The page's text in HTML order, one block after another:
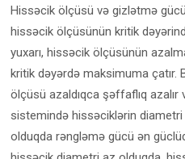
Hissəcik ölçüsü və gizlətmə
hissəcik ölçüsünün kritik
yuxarı, hissəcik ölçüsünün
kritik dəyərdə maksimuma çatır.
ölçüsü azaldıqca şəffaflıq azalır
sistemində hissəciklərin
olduqda rəngləmə gücü ən